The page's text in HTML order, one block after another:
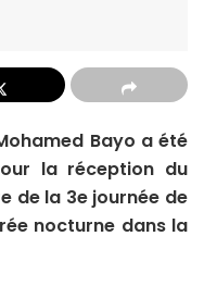
Bayo a été
la réception du
de la 3e journée de
nocturne dans la